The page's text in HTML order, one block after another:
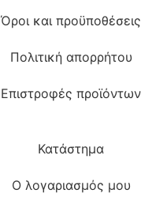
Όροι και προϋποθέσεις
Πολιτική απορρήτου
Επιστροφές προϊόντων
Κατάστημα
Ο λογαριασμός μου